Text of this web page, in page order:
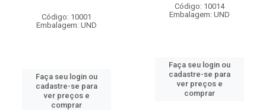
Código: 10001
Embalagem: UND
Faça seu login ou
cadastre-se para
ver preços e
comprar
Código: 10014
Embalagem: UND
Faça seu login ou
cadastre-se para
ver preços e
comprar